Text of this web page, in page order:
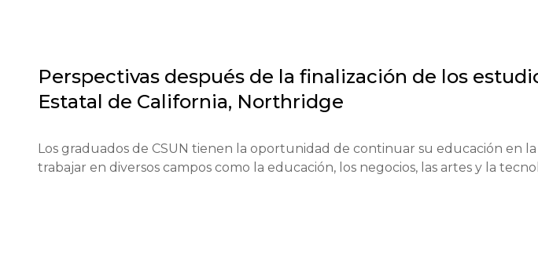
Perspectivas después de la finalización de los
Estatal de California, Northridge
Los graduados de CSUN tienen la oportunidad de continuar su educación en
trabajar en diversos campos como la educación, los negocios, las artes y la